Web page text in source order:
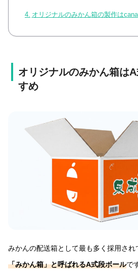
オリジナルのみかん箱の製作は
オリジナルのみかん箱は
すめ
みかんの配送箱として最も多く採用され
「みかん箱」と呼ばれるA式段ボールで